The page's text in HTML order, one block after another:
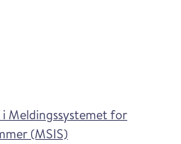
Meldingssystemet for
(MSIS)